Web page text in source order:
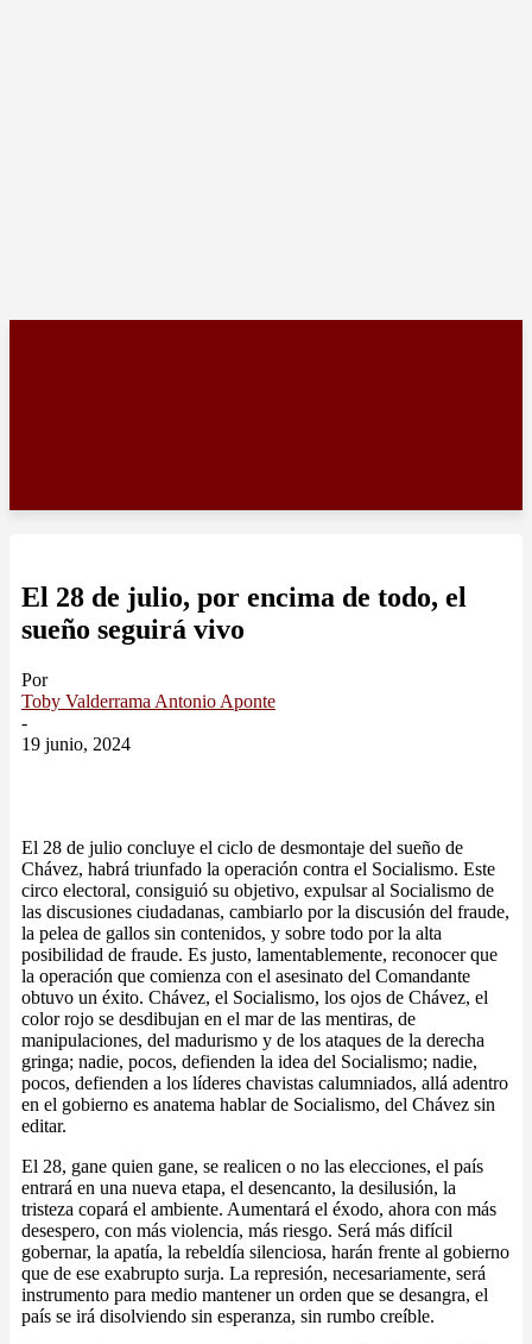
El 28 de julio, por encima de todo, el
sueño seguirá vivo
Por
Toby Valderrama Antonio Aponte
-
19 junio, 2024
El 28 de julio concluye el ciclo de desmontaje del sueño de
Chávez, habrá triunfado la operación contra el Socialismo. Este
circo electoral, consiguió su objetivo, expulsar al Socialismo de
las discusiones ciudadanas, cambiarlo por la discusión del fraude,
la pelea de gallos sin contenidos, y sobre todo por la alta
posibilidad de fraude. Es justo, lamentablemente, reconocer que
la operación que comienza con el asesinato del Comandante
obtuvo un éxito. Chávez, el Socialismo, los ojos de Chávez, el
color rojo se desdibujan en el mar de las mentiras, de
manipulaciones, del madurismo y de los ataques de la derecha
gringa; nadie, pocos, defienden la idea del Socialismo; nadie,
pocos, defienden a los líderes chavistas calumniados, allá adentro
en el gobierno es anatema hablar de Socialismo, del Chávez sin
editar.
El 28, gane quien gane, se realicen o no las elecciones, el país
entrará en una nueva etapa, el desencanto, la desilusión, la
tristeza copará el ambiente. Aumentará el éxodo, ahora con más
desespero, con más violencia, más riesgo. Será más difícil
gobernar, la apatía, la rebeldía silenciosa, harán frente al gobierno
que de ese exabrupto surja. La represión, necesariamente, será
instrumento para medio mantener un orden que se desangra, el
país se irá disolviendo sin esperanza, sin rumbo creíble.